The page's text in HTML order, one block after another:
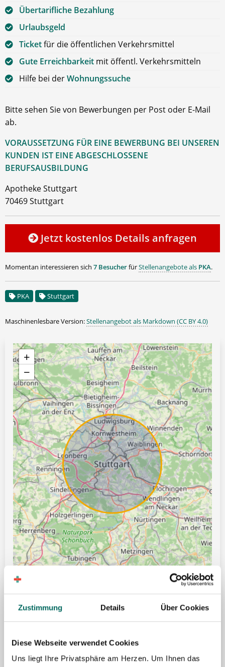
Zustimmung Details Über Cookies
Diese Webseite verwendet Cookies
Uns liegt Ihre Privatsphäre am Herzen. Um Ihnen das
Übertarifliche Bezahlung
Urlaubsgeld
Ticketfür die öffentlichen Verkehrsmittel
Gute Erreichbarkeit mit öffentl. Verkehrsmitteln
Hilfe bei derWohnungssuche
Bitte sehen Sie von Bewerbungen per Post oder E-Mail
ab.
VORAUSSETZUNG FÜR EINE BEWERBUNG BEI UNSEREN
KUNDEN IST EINE ABGESCHLOSSENE
BERUFSAUSBILDUNG
Apotheke Stuttgart
70469 Stuttgart
Jetzt kostenlos Details anfragen
Momentan interessieren sich 7 BesucherfürStellenangebote als PKA.
PKA Stuttgart
Maschinenlesbare Version:Stellenangebot als Markdown (CC BY 4.0)
+
−
OpenStreetMap
Ticket für öffentliche Verkehrsmittel
Hilfe bei Wohnungssuche
Urlaubsgeld